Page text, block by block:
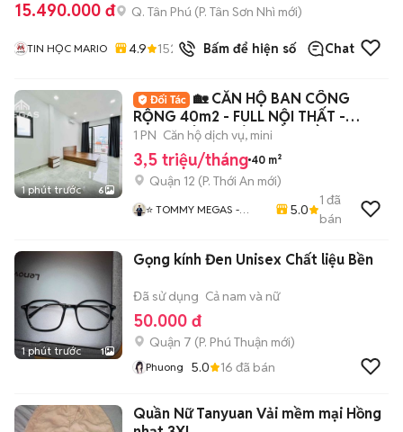
15.490.000 đ Q. Tân Phú (P. Tân Sơn Nhì mới)
TIN HỌC MARIO 4.9 152 đã bánBấm để hiện số Chat
1 phút trước 6
🏡 CĂN HỘ BAN CÔNG
RỘNG 40m2 - FULL NỘI THẤT -
NGAY CÔNG VIÊN PHẦN MỀM
1 PN Căn hộ dịch vụ, mini
3,5 triệu/tháng 40 m²
Quận 12 (P. Thới An mới)
⭐ TOMMY MEGAS -
5.0
1 đã
bán
1 phút trước 1
Gọng kính Đen Unisex Chất liệu Bền
Đã sử dụng Cả nam và nữ
50.000 đ
Quận 7 (P. Phú Thuận mới)
Phuong 5.0 16 đã bán
Quần Nữ Tanyuan Vải mềm mại Hồng